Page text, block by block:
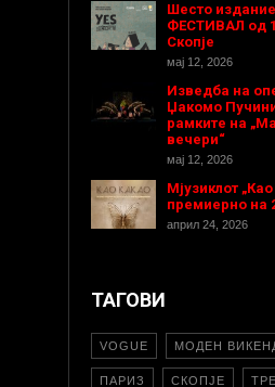
Шесто
ФЕСТИВАЛ од
Скопје
мај 12, 2026
Изведба на
Џакомо
рамките на
вечери“
мај 12, 2026
Мјузиклот
премиерно на
април 24, 2026
ТАГОВИ
VOGUE МОДЕН
ПАРИЗ СКОПЈЕ